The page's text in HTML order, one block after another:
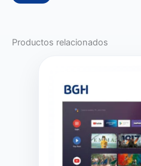
Productos relacionados